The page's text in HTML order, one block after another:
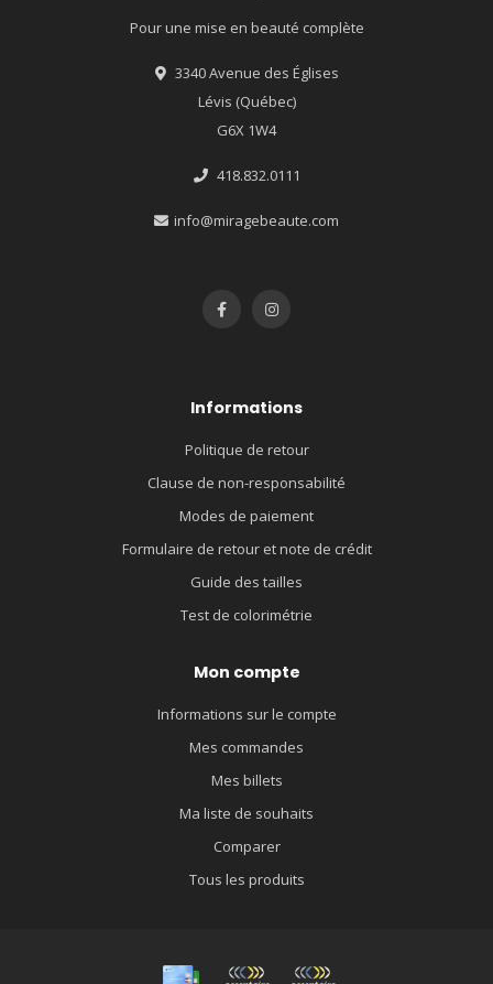
Pour une mise en beauté complète
3340 Avenue des Églises
Lévis (Québec)
G6X 1W4
418.832.0111
info@miragebeaute.com
Informations
Politique de retour
Clause de non-responsabilité
Modes de paiement
Formulaire de retour et note de crédit
Guide des tailles
Test de colorimétrie
Mon compte
Informations sur le compte
Mes commandes
Mes billets
Ma liste de souhaits
Comparer
Tous les produits